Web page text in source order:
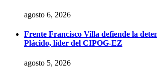
agosto 6, 2026
Frente Francisco Villa defiende la
Plácido, líder del CIPOG-EZ
agosto 5, 2026